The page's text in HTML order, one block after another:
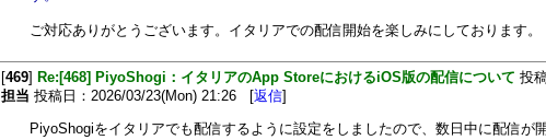
ご対応ありがとうございます。イタリアでの配信開始を楽しみにしております。
[469] Re:[468] PiyoShogi：イタリアのApp StoreにおけるiOS版の配信について 投
担当 投稿日：2026/03/23(Mon) 21:26 [返信]
PiyoShogiをイタリアでも配信するように設定をしましたので、数日中に配信が